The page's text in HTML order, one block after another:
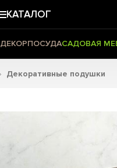
КАТАЛОГ
ДЕКОРПОСУДАСАДОВАЯ
Декоративные подушки